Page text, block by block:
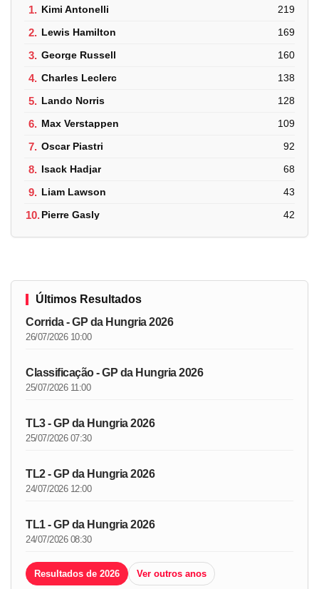
1. Kimi Antonelli 219
2. Lewis Hamilton 169
3. George Russell 160
4. Charles Leclerc 138
5. Lando Norris 128
6. Max Verstappen 109
7. Oscar Piastri 92
8. Isack Hadjar 68
9. Liam Lawson 43
10.Pierre Gasly 42
Últimos Resultados
Corrida - GP da Hungria 2026
26/07/2026 10:00
Classificação - GP da Hungria 2026
25/07/2026 11:00
TL3 - GP da Hungria 2026
25/07/2026 07:30
TL2 - GP da Hungria 2026
24/07/2026 12:00
TL1 - GP da Hungria 2026
24/07/2026 08:30
Resultados de 2026 Ver outros anos